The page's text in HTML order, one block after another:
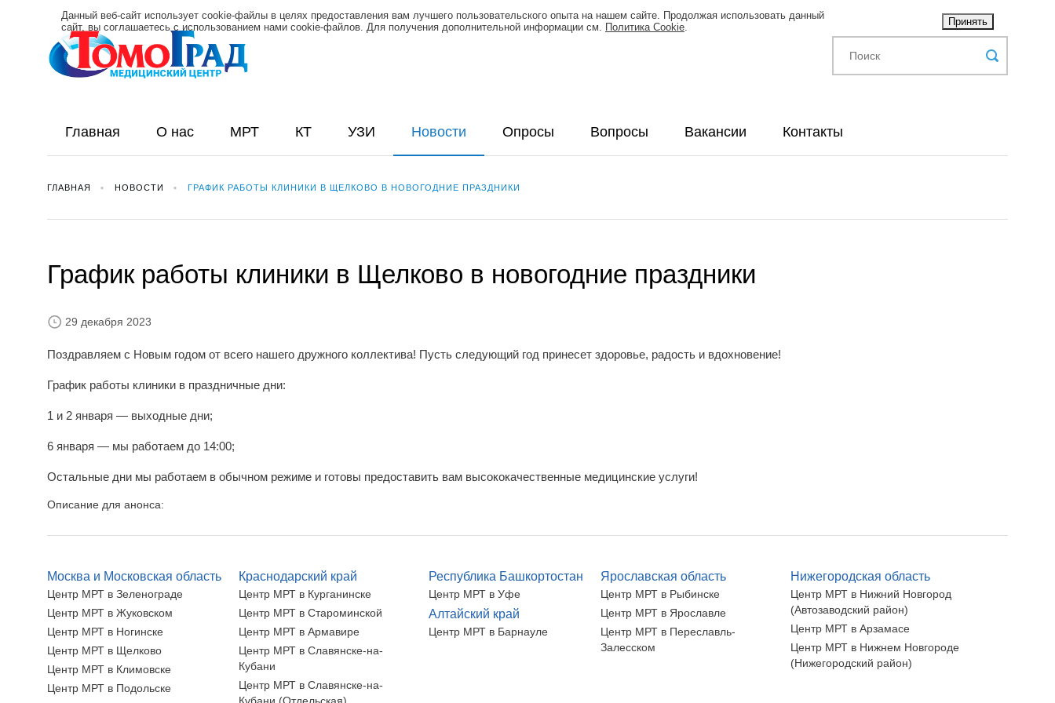
Главная О нас МРТ КТ УЗИ Новости Опросы Вопросы Вакансии Контакты
ГЛАВНАЯ НОВОСТИ ГРАФИК РАБОТЫ КЛИНИКИ В ЩЕЛКОВО В НОВОГОДНИЕ ПРАЗДНИКИ
График работы клиники в Щелково в новогодние праздники
29 декабря 2023
Поздравляем с Новым годом от всего нашего дружного коллектива! Пусть следующий год принесет здоровье, радость и вдохновение!
График работы клиники в праздничные дни:
1 и 2 января — выходные дни;
6 января — мы работаем до 14:00;
Остальные дни мы работаем в обычном режиме и готовы предоставить вам высококачественные медицинские услуги!
Описание для анонса:
Москва и Московская область
Центр МРТ в Зеленограде
Центр МРТ в Жуковском
Центр МРТ в Ногинске
Центр МРТ в Щелково
Центр МРТ в Климовске
Центр МРТ в Подольске
Краснодарский край
Центр МРТ в Курганинске
Центр МРТ в Староминской
Центр МРТ в Армавире
Центр МРТ в Славянске-на-
Кубани
Центр МРТ в Славянске-на-
Республика Башкортостан
Центр МРТ в Уфе
Алтайский край
Центр МРТ в Барнауле
Ярославская область
Центр МРТ в Рыбинске
Центр МРТ в Ярославле
Центр МРТ в Переславль-
Залесском
Нижегородская область
Центр МРТ в Нижний Новгород
(Автозаводский район)
Центр МРТ в Арзамасе
Центр МРТ в Нижнем Новгороде
(Нижегородский район)
Данный веб-сайт использует cookie-файлы в целях предоставления вам лучшего пользовательского опыта на нашем сайте. Продолжая использовать данный
сайт, вы соглашаетесь с использованием нами cookie-файлов. Для получения дополнительной информации см. Политика Cookie. Принять